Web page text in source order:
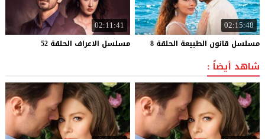
02:15:48
مسلسل قانون الطبيعة الحلقة 8
02:11:41
مسلسل الاعراف الحلقة 52
شاهد أيضاً :